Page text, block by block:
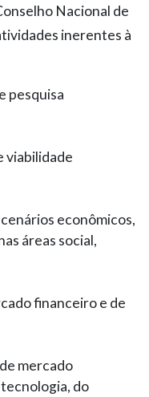
Nacional de
inerentes à
pesquisa
viabilidade
econômicos,
áreas social,
financeiro e de
mercado
do